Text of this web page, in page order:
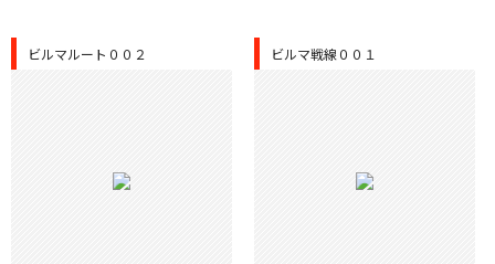
ビルマルート００２ ビルマ戦線００１